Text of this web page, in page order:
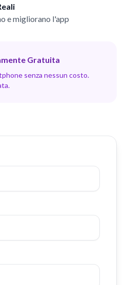
e migliorano l'app
Gratuita
senza nessun costo.